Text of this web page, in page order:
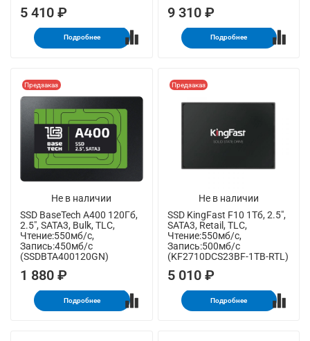
5 410 ₽
Подробнее
9 310 ₽
Подробнее
Не в наличии
Предзаказ
SSD BaseTech A400 120Гб,
2.5", SATA3, Bulk, TLC,
Чтение:550мб/с,
Запись:450мб/с
(SSDBTA400120GN)
1 880 ₽
Подробнее
Не в наличии
Предзаказ
SSD KingFast F10 1Тб, 2.5",
SATA3, Retail, TLC,
Чтение:550мб/с,
Запись:500мб/с
(KF2710DCS23BF-1TB-RTL)
5 010 ₽
Подробнее